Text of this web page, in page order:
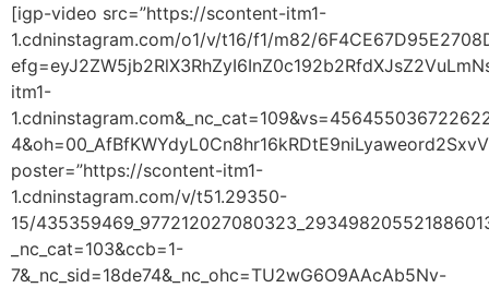
[igp-video src=”https://scontent-itm1-
1.cdninstagram.com/o1/v/t16/f1/m82/
itm1-
poster=”https://scontent-itm1-
1.cdninstagram.com/v/t51.29350-
15/
_nc_cat=103&ccb=1-
7&_nc_sid=18de74&_nc_ohc=TU2wG6O9AAcAb5Nv-